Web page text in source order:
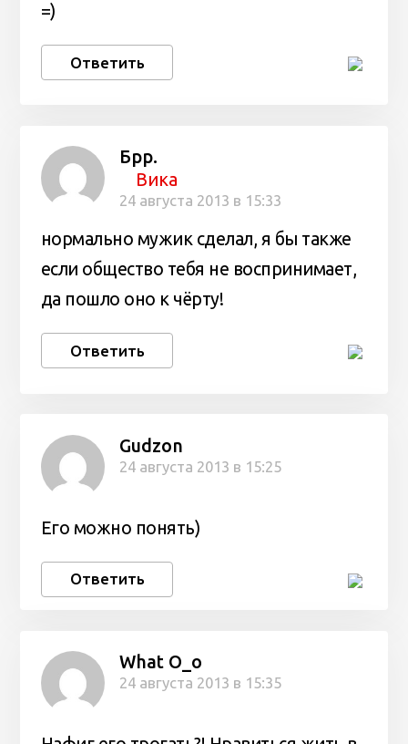
=)
Ответить
Брр.
Вика
24 августа 2013 в 15:33
нормально мужик сделал, я бы также
если общество тебя не воспринимает,
да пошло оно к чёрту!
Ответить
Gudzon
24 августа 2013 в 15:25
Его можно понять)
Ответить
What O_o
24 августа 2013 в 15:35